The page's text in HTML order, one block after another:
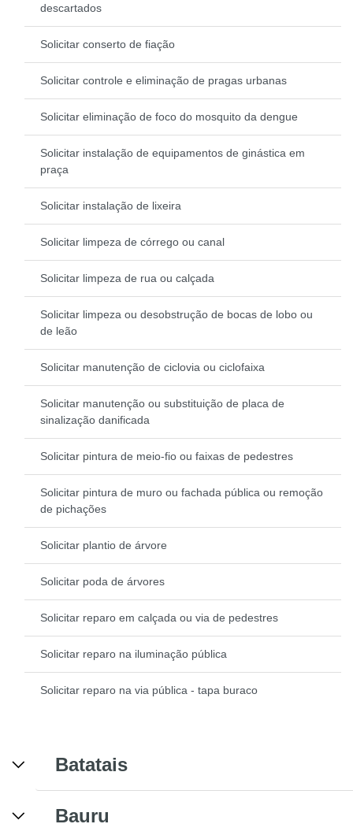
descartados
Solicitar conserto de fiação
Solicitar controle e eliminação de pragas urbanas
Solicitar eliminação de foco do mosquito da dengue
Solicitar instalação de equipamentos de ginástica em
praça
Solicitar instalação de lixeira
Solicitar limpeza de córrego ou canal
Solicitar limpeza de rua ou calçada
Solicitar limpeza ou desobstrução de bocas de lobo ou
de leão
Solicitar manutenção de ciclovia ou ciclofaixa
Solicitar manutenção ou substituição de placa de
sinalização danificada
Solicitar pintura de meio-fio ou faixas de pedestres
Solicitar pintura de muro ou fachada pública ou remoção
de pichações
Solicitar plantio de árvore
Solicitar poda de árvores
Solicitar reparo em calçada ou via de pedestres
Solicitar reparo na iluminação pública
Solicitar reparo na via pública - tapa buraco
Batatais
Bauru